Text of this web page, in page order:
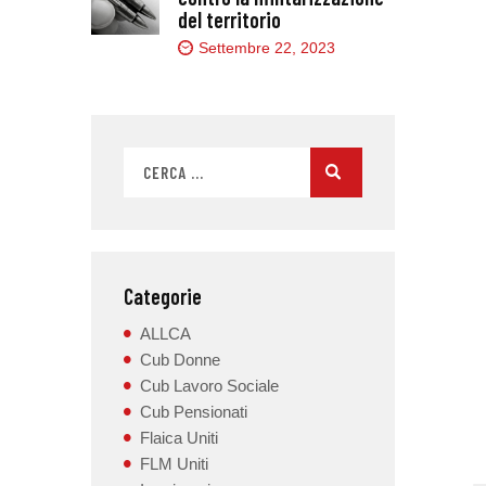
del territorio
Settembre 22, 2023
Categorie
ALLCA
Cub Donne
Cub Lavoro Sociale
Cub Pensionati
Flaica Uniti
FLM Uniti